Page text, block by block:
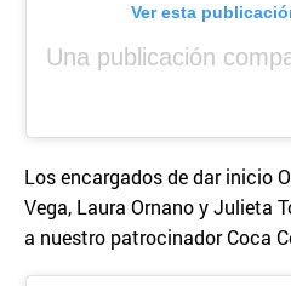
Ver esta
Los encargados de dar inicio
Vega, Laura Ornano y Julieta
a nuestro patrocinador Coca